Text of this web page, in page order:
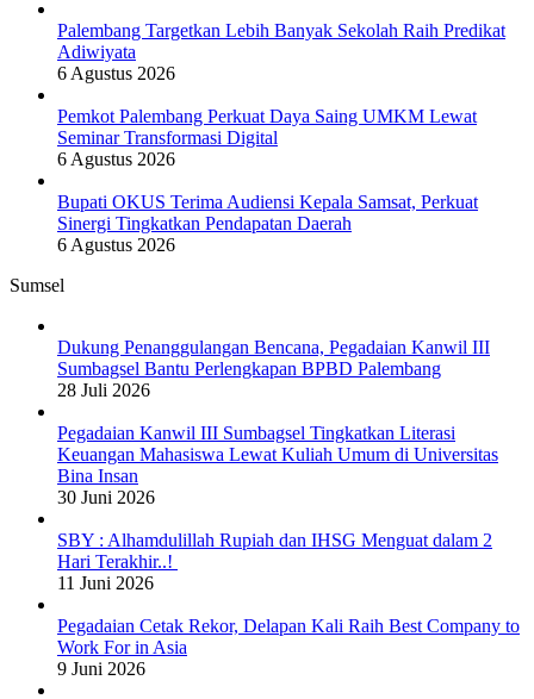
Palembang Targetkan Lebih Banyak Sekolah Raih Predikat
Adiwiyata
6 Agustus 2026
Pemkot Palembang Perkuat Daya Saing UMKM Lewat
Seminar Transformasi Digital
6 Agustus 2026
Bupati OKUS Terima Audiensi Kepala Samsat, Perkuat
Sinergi Tingkatkan Pendapatan Daerah
6 Agustus 2026
Sumsel
Dukung Penanggulangan Bencana, Pegadaian Kanwil III
Sumbagsel Bantu Perlengkapan BPBD Palembang
28 Juli 2026
Pegadaian Kanwil III Sumbagsel Tingkatkan Literasi
Keuangan Mahasiswa Lewat Kuliah Umum di Universitas
Bina Insan
30 Juni 2026
SBY : Alhamdulillah Rupiah dan IHSG Menguat dalam 2
Hari Terakhir..!
11 Juni 2026
Pegadaian Cetak Rekor, Delapan Kali Raih Best Company to
Work For in Asia
9 Juni 2026